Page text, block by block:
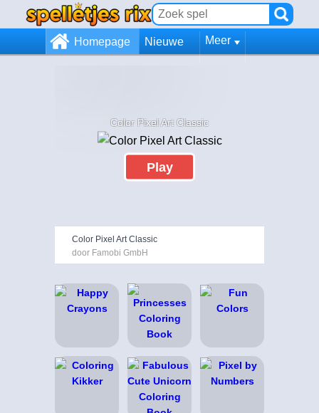
Homepage Nieuwe Meer
Color Pixel Art Classic
Play
Color Pixel Art Classic
door Famobi GmbH